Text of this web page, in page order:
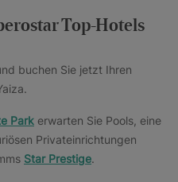
Top-Hotels
buchen Sie jetzt Ihren
Park erwarten Sie Pools, eine
Privateinrichtungen
Star Prestige.